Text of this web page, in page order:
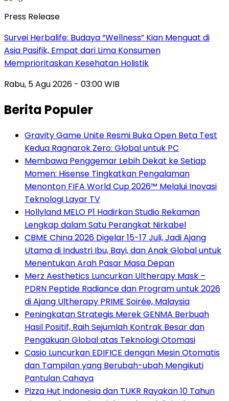
Press Release
Survei Herbalife: Budaya “Wellness” Kian Menguat di
Asia Pasifik, Empat dari Lima Konsumen
Memprioritaskan Kesehatan Holistik
Rabu, 5 Agu 2026 - 03:00 WIB
Berita Populer
Gravity Game Unite Resmi Buka Open Beta Test
Kedua Ragnarok Zero: Global untuk PC
Membawa Penggemar Lebih Dekat ke Setiap
Momen: Hisense Tingkatkan Pengalaman
Menonton FIFA World Cup 2026™ Melalui Inovasi
Teknologi Layar TV
Hollyland MELO P1 Hadirkan Studio Rekaman
Lengkap dalam Satu Perangkat Nirkabel
CBME China 2026 Digelar 15-17 Juli, Jadi Ajang
Utama di Industri Ibu, Bayi, dan Anak Global untuk
Menentukan Arah Pasar Masa Depan
Merz Aesthetics Luncurkan Ultherapy Mask –
PDRN Peptide Radiance dan Program untuk 2026
di Ajang Ultherapy PRIME Soirée, Malaysia
Peningkatan Strategis Merek GENMA Berbuah
Hasil Positif, Raih Sejumlah Kontrak Besar dan
Pengakuan Global atas Teknologi Otomasi
Casio Luncurkan EDIFICE dengan Mesin Otomatis
dan Tampilan yang Berubah-ubah Mengikuti
Pantulan Cahaya
Pizza Hut Indonesia dan TUKR Rayakan 10 Tahun